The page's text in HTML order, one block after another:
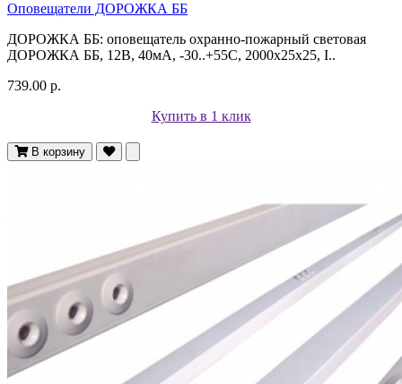
Оповещатели ДОРОЖКА ББ
ДОРОЖКА ББ: оповещатель охранно-пожарный световая
ДОРОЖКА ББ, 12В, 40мА, -30..+55С, 2000х25х25, I..
739.00 р.
Купить в 1 клик
В корзину